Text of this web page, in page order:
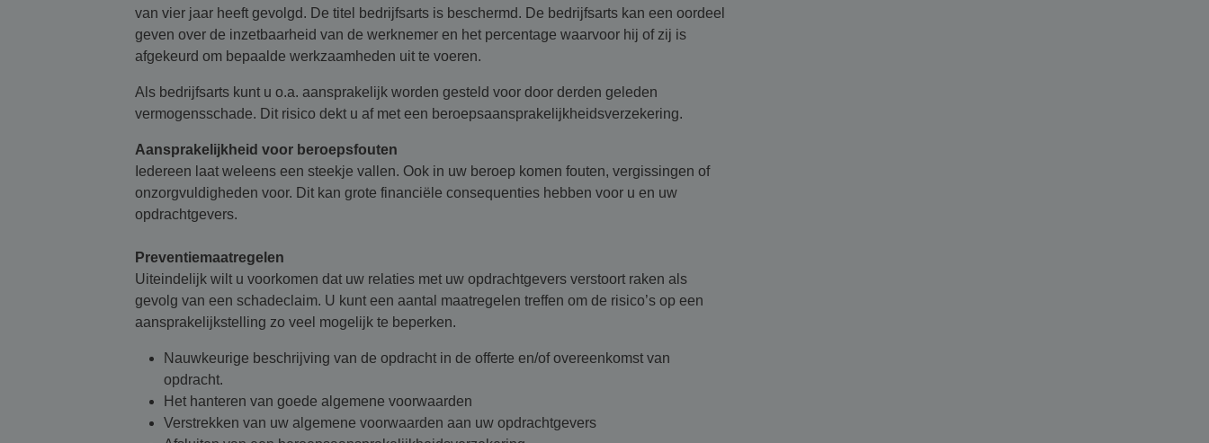
van vier jaar heeft gevolgd. De titel bedrijfsarts is beschermd. De bedrijfsarts kan een oordeel
geven over de inzetbaarheid van de werknemer en het percentage waarvoor hij of zij is
afgekeurd om bepaalde werkzaamheden uit te voeren.
Als bedrijfsarts kunt u o.a. aansprakelijk worden gesteld voor door derden geleden
vermogensschade. Dit risico dekt u af met een beroepsaansprakelijkheidsverzekering.
Aansprakelijkheid voor beroepsfouten
Iedereen laat weleens een steekje vallen. Ook in uw beroep komen fouten, vergissingen of
onzorgvuldigheden voor. Dit kan grote financiële consequenties hebben voor u en uw
opdrachtgevers.
Preventiemaatregelen
Uiteindelijk wilt u voorkomen dat uw relaties met uw opdrachtgevers verstoort raken als
gevolg van een schadeclaim. U kunt een aantal maatregelen treffen om de risico’s op een
aansprakelijkstelling zo veel mogelijk te beperken.
Nauwkeurige beschrijving van de opdracht in de offerte en/of overeenkomst van
opdracht.
Het hanteren van goede algemene voorwaarden
Verstrekken van uw algemene voorwaarden aan uw opdrachtgevers